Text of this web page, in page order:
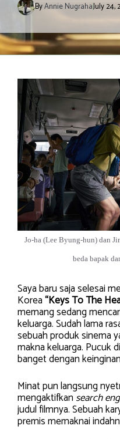
ByAnnie NugrahaJuly 24,
Jo-ha (Lee Byung-hun) dan
beda bapak
Saya baru saja selesai
Korea“Keys To The
memang sedang
keluarga. Sudah lama
sebuah produk sinema
makna keluarga. Pucuk
banget dengan
Minat pun langsung
mengaktifkan search
judul filmnya. Sebuah
premis memaknai